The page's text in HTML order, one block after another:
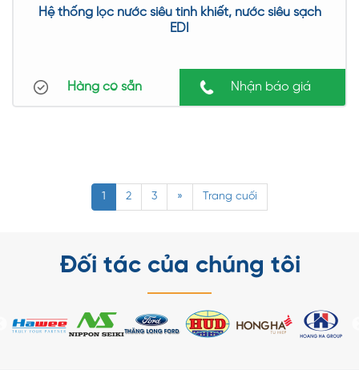
Hệ thống lọc nước siêu tinh khiết, nước siêu sạch
EDI
Hàng có sẵn Nhận báo giá
1 2 3 » Trang cuối
Đối tác của chúng tôi